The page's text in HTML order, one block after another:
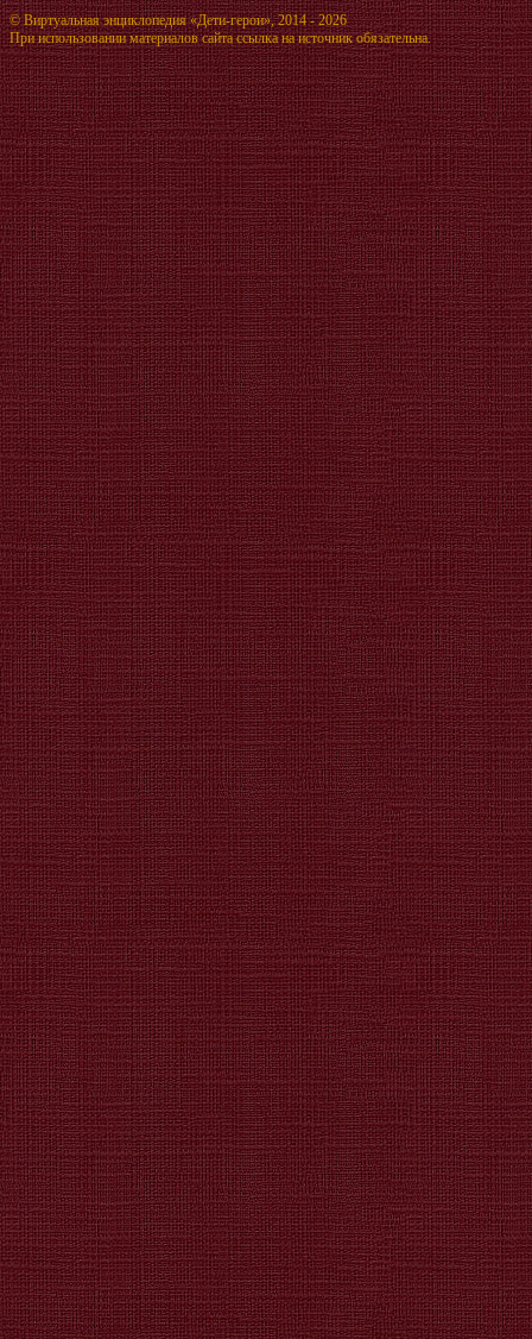
©Виртуальная энциклопедия «Дети-герои», 2014 - 2026
При использовании материалов сайта ссылка на источник обязательна.